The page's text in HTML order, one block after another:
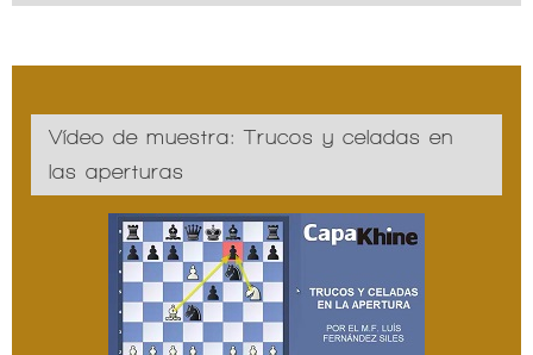
Vídeo de muestra: Trucos y celadas en
las aperturas